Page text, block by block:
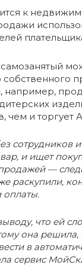
к
собственного
например,
чем и торгует
сотрудников
и ищет
—
раскупили,
оплаты.
что ей
она решила,
в
сервис